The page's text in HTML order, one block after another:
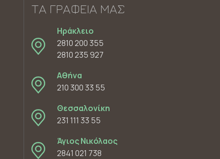
ΤΑ ΓΡΑΦΕΊΑ ΜΑΣ
Ηράκλειο
2810 200 355
2810 235 927
Αθήνα
210 300 33 55
Θεσσαλονίκη
231 111 33 55
Άγιος Νικόλαος
2841 021 738